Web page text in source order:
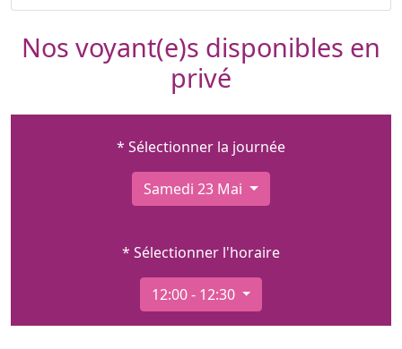
Nos voyant(e)s disponibles en
privé
* Sélectionner la journée
Samedi 23 Mai
* Sélectionner l'horaire
12:00 - 12:30